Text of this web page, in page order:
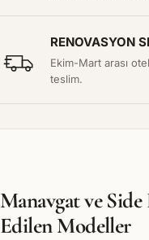
RENOVASYON
Ekim-Mart arası
teslim.
Manavgat ve
Edilen Modeller